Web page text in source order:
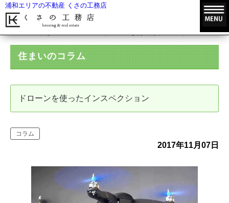
浦和エリアの不動産 くさの工務店
ドローンを使ったインスペクション
住まいのコラム
ドローンを使ったインスペクション
コラム
2017年11月07日